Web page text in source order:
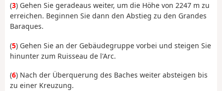
(3) Gehen Sie geradeaus weiter, um die Höhe von 2247 m zu
erreichen. Beginnen Sie dann den Abstieg zu den Grandes
Baraques.
(5) Gehen Sie an der Gebäudegruppe vorbei und steigen Sie
hinunter zum Ruisseau de l'Arc.
(6) Nach der Überquerung des Baches weiter absteigen bis
zu einer Kreuzung.